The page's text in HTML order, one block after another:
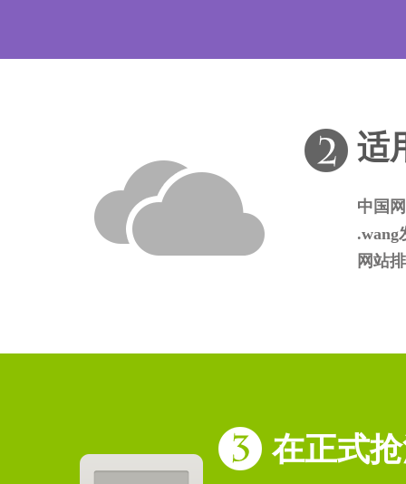
适
中国
.wang
网站
在正式